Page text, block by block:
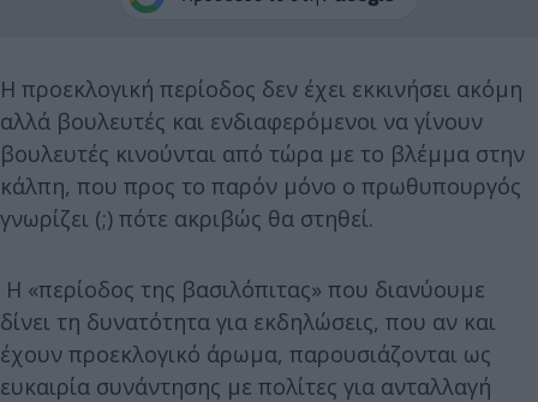
Η προεκλογική περίοδος δεν έχει εκκινήσει ακόμη
αλλά βουλευτές και ενδιαφερόμενοι να γίνουν
βουλευτές κινούνται από τώρα με το βλέμμα στην
κάλπη, που προς το παρόν μόνο ο πρωθυπουργός
γνωρίζει (;) πότε ακριβώς θα στηθεί.
Η «περίοδος της βασιλόπιτας» που διανύουμε
δίνει τη δυνατότητα για εκδηλώσεις, που αν και
έχουν προεκλογικό άρωμα, παρουσιάζονται ως
ευκαιρία συνάντησης με πολίτες για ανταλλαγή